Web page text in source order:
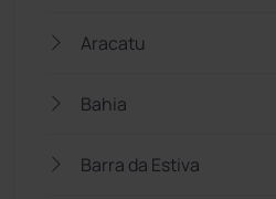
Aracatu
Bahia
Barra da Estiva